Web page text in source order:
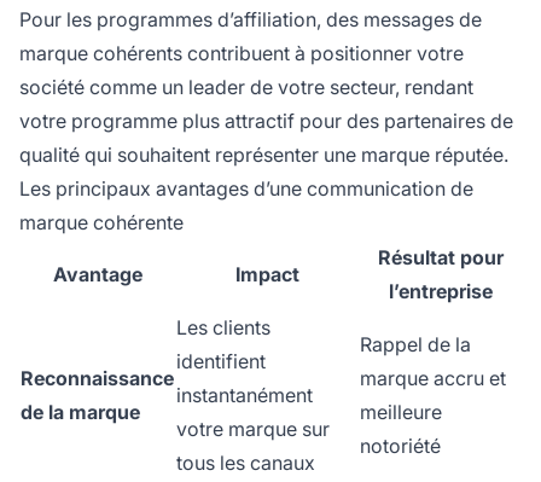
Pour les programmes d’affiliation, des messages de
marque cohérents contribuent à positionner votre
société comme un leader de votre secteur, rendant
votre programme plus attractif pour des partenaires de
qualité qui souhaitent représenter une marque réputée.
Les principaux avantages d’une communication de
marque cohérente
Avantage Impact
Résultat pour
l’entreprise
Reconnaissance
de la marque
Les clients
identifient
instantanément
votre marque sur
tous les canaux
Rappel de la
marque accru et
meilleure
notoriété